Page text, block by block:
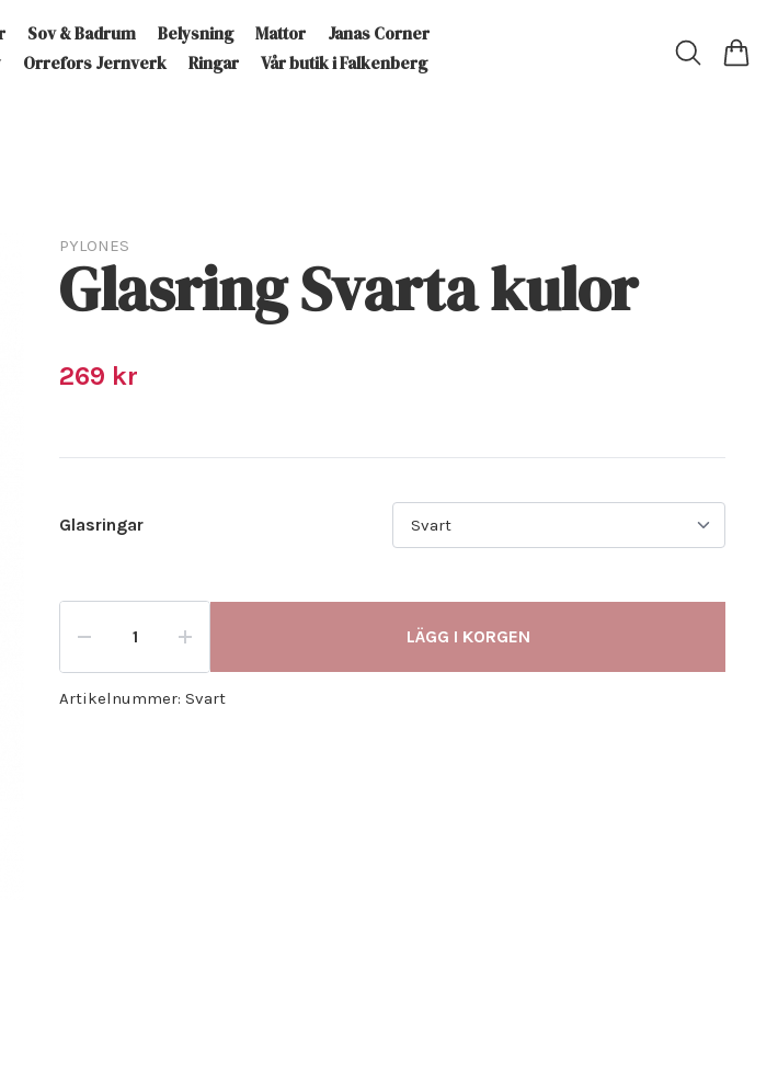
Sov & Badrum Belysning Mattor
Janas Corner
Orrefors Jernverk Ringar Vår butik i Falkenberg
PYLONES
Glasring Svarta kulor
269 kr
Glasringar
LÄGG I KORGEN
Artikelnummer: Svart